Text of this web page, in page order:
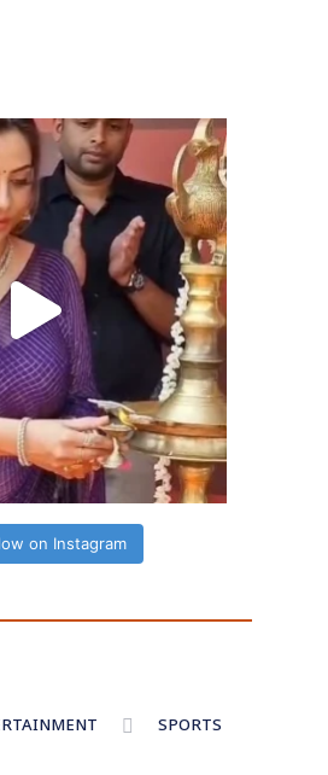
on Instagram
SPORTS